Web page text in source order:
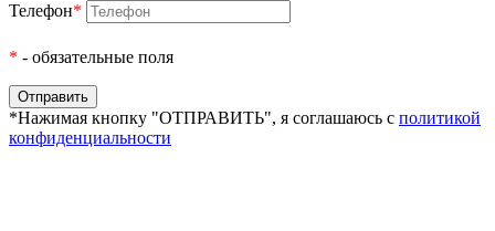
Телефон*
* - обязательные поля
*Нажимая кнопку "ОТПРАВИТЬ", я соглашаюсь с политикой
конфиденциальности